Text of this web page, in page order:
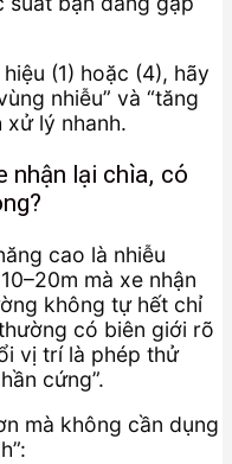
(1) hoặc (4), hãy
nhiễu” và “tăng
xử lý nhanh.
nhận lại chìa, có
cao là nhiễu
mà xe nhận
không tự hết chỉ
có biên giới rõ
vị trí là phép thử
cứng”.
mà không cần dụng